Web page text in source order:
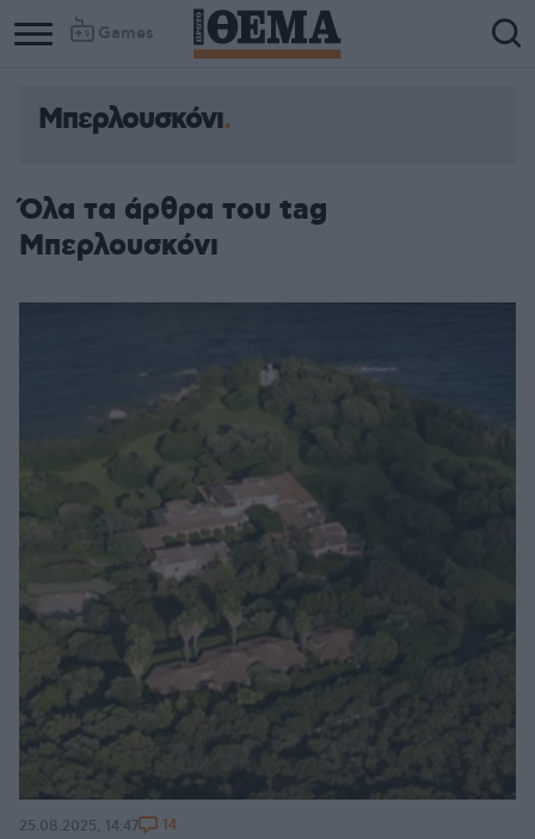
Games
Μπερλουσκόνι
Όλα τα άρθρα του tag
Μπερλουσκόνι
25.08.2025, 14:47 14